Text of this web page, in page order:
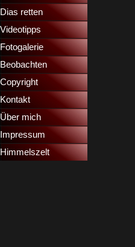
Dias retten
Videotipps
Fotogalerie
Beobachten
Copyright
Kontakt
Über mich
Impressum
Himmelszelt